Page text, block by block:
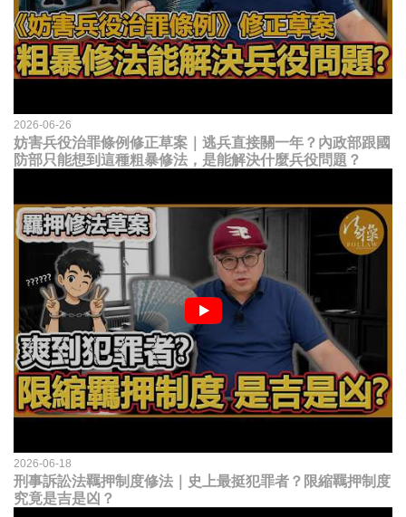
2026-06-26
妨害兵役治罪條例修正草案｜逃兵直接關一年？內政部跟國
防部只能想到這種粗暴修法，是能解決什麼兵役問題？
2026-06-18
刑事訴訟法羈押制度修法｜史上最挺犯罪者？限縮羈押制度
究竟是吉是凶？